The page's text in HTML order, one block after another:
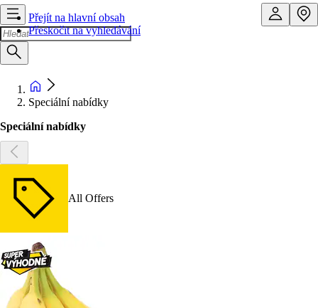
Přejít na hlavní obsah
Přeskočit na vyhledávání
Speciální nabídky
Speciální nabídky
All Offers